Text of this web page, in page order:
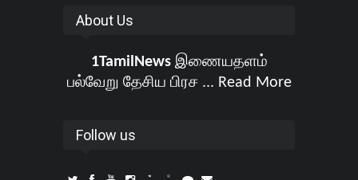
About Us
1TamilNewsஇணையதளம்
பல்வேறு தேசிய பிரச ... Read More
Follow us